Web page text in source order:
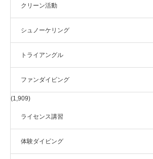
クリーン活動
シュノーケリング
トライアングル
ファンダイビング
(1,909)
ライセンス講習
体験ダイビング